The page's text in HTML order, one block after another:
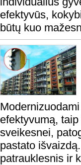
efektyvūs,
būtų kuo
efektyvumą,
sveikesnei,
pastato
patrauklesnis ir